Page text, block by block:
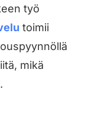
työ
toimii
mikä